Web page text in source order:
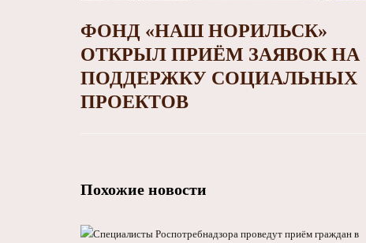
ФОНД «НАШ НОРИЛЬСК»
ОТКРЫЛ ПРИЁМ ЗАЯВОК НА
ПОДДЕРЖКУ СОЦИАЛЬНЫХ
ПРОЕКТОВ
Похожие новости